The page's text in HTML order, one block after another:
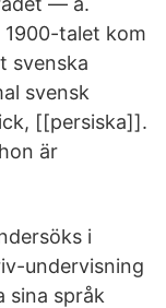
talet kom
svenska
svensk
[[persiska]].
är
i
undervisning
sina språk